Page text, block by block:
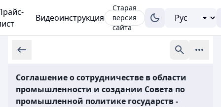
Видеоинструкция
Старая
версия
сайта
Соглашение о сотрудничестве в области
промышленности и создании Совета по
промышленной политике государств -